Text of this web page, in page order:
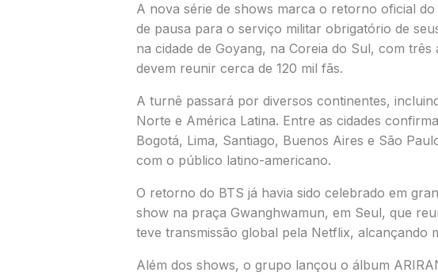
A nova série de shows marca o retorno oficial
de pausa para o serviço militar obrigatório de
na cidade de Goyang, na Coreia do Sul, com
devem reunir cerca de 120 mil fãs.
A turnê passará por diversos continentes,
Norte e América Latina. Entre as cidades
Bogotá, Lima, Santiago, Buenos Aires e São
com o público latino-americano.
O retorno do BTS já havia sido celebrado em
show na praça Gwanghwamun, em Seul, que
teve transmissão global pela Netflix, alcançando
Além dos shows, o grupo lançou o álbum